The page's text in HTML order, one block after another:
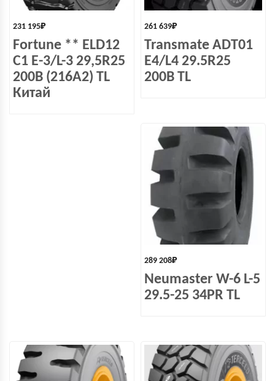
231 195₽
Fortune ** ELD12
C1 E-3/L-3 29,5R25
200B (216A2) TL
Китай
261 639₽
Transmate ADT01
E4/L4 29.5R25
200B TL
289 208₽
Neumaster W-6 L-5
29.5-25 34PR TL